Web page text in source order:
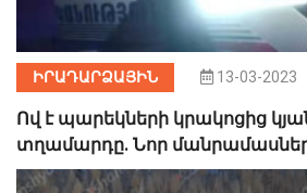
ԻՐԱԴԱՐՁԱՅԻՆ 13-03-2023
Ով է պարեկների կրակոցից
տղամարդը. Նոր